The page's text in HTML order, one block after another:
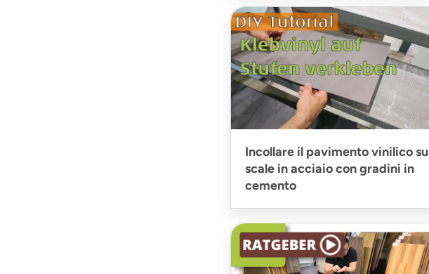
Incollare il pavimento vinilico su
scale in acciaio con gradini in
cemento